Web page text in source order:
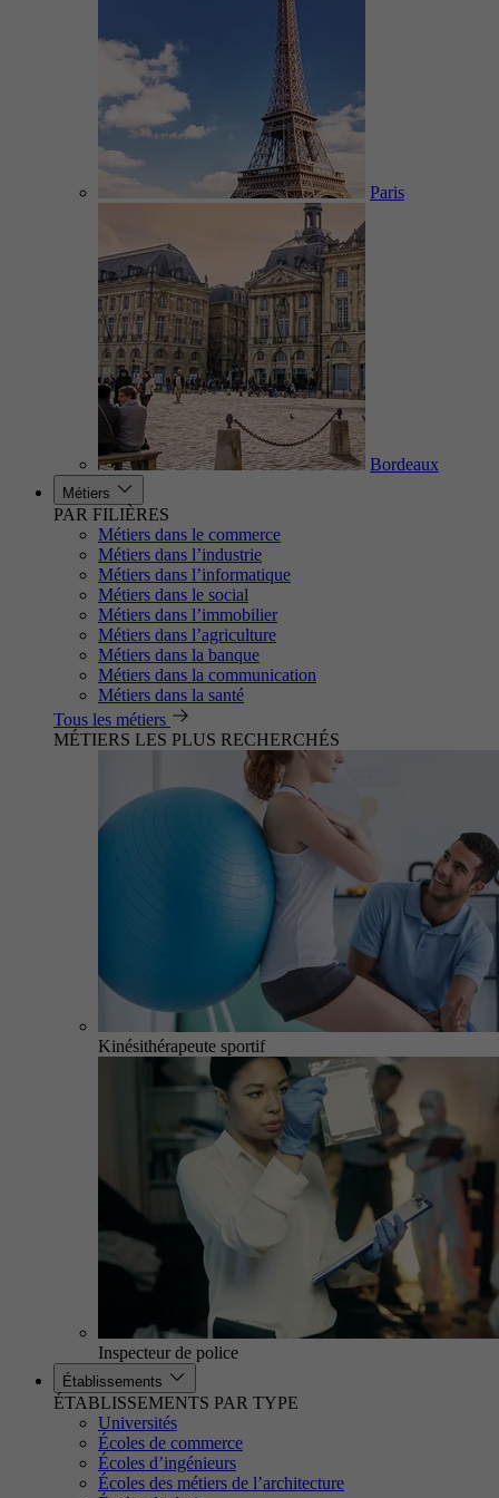
Paris
Bordeaux
Métiers
PAR FILIÈRES
Métiers dans le commerce
Métiers dans l’industrie
Métiers dans l’informatique
Métiers dans le social
Métiers dans l’immobilier
Métiers dans l’agriculture
Métiers dans la banque
Métiers dans la communication
Métiers dans la santé
Tous les métiers
MÉTIERS LES PLUS RECHERCHÉS
Kinésithérapeute sportif
Inspecteur de police
Établissements
ÉTABLISSEMENTS PAR TYPE
Universités
Écoles de commerce
Écoles d’ingénieurs
Écoles des métiers de l’architecture